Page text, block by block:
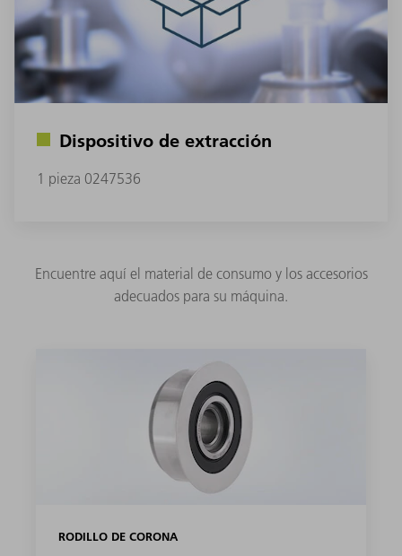
Dispositivo de extracción
1 pieza 0247536
Encuentre aquí el material de consumo y los accesorios
adecuados para su máquina.
RODILLO DE CORONA